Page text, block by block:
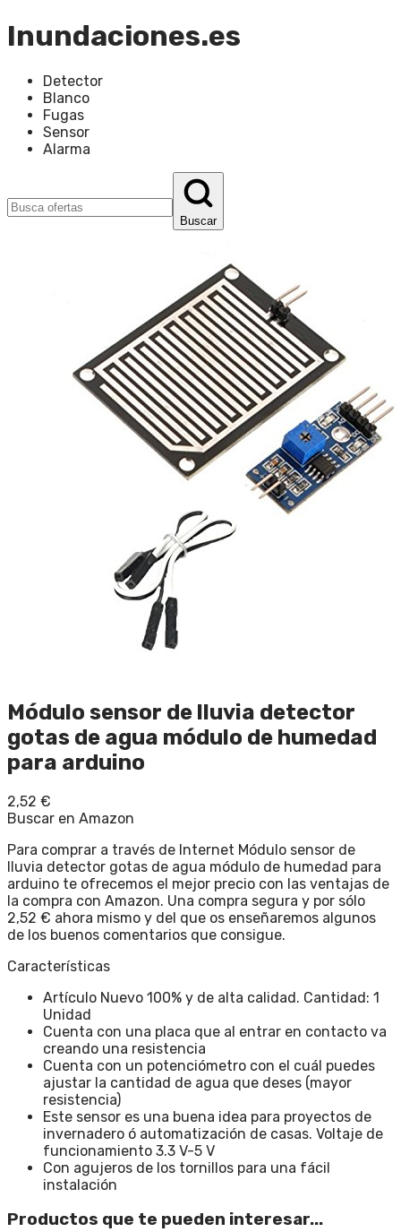
Inundaciones.es
Detector
Blanco
Fugas
Sensor
Alarma
Buscar
Módulo sensor de lluvia detector
gotas de agua módulo de humedad
para arduino
2,52 €
Buscar en Amazon
Para comprar a través de Internet Módulo sensor de
lluvia detector gotas de agua módulo de humedad para
arduino te ofrecemos el mejor precio con las ventajas de
la compra con Amazon. Una compra segura y por sólo
2,52 € ahora mismo y del que os enseñaremos algunos
de los buenos comentarios que consigue.
Características
Artículo Nuevo 100% y de alta calidad. Cantidad: 1
Unidad
Cuenta con una placa que al entrar en contacto va
creando una resistencia
Cuenta con un potenciómetro con el cuál puedes
ajustar la cantidad de agua que deses (mayor
resistencia)
Este sensor es una buena idea para proyectos de
invernadero ó automatización de casas. Voltaje de
funcionamiento 3.3 V-5 V
Con agujeros de los tornillos para una fácil
instalación
Productos que te pueden interesar...